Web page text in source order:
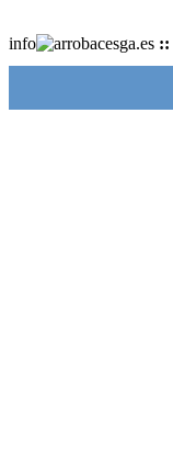
info cesga.es ::